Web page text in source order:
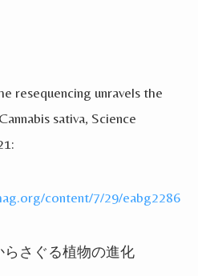
resequencing unravels the
sativa, Science
content/7/29/eabg2286
らさぐる植物の進化